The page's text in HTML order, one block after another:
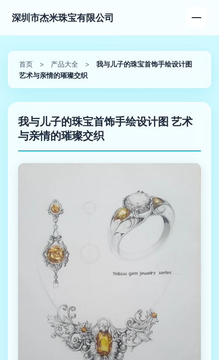
深圳市杰米珠宝有限公司
首页 > 产品大全 >
我与儿子的珠宝首饰手绘设计图
艺术与亲情的璀璨交织
我与儿子的珠宝首饰手绘设计图 艺术
与亲情的璀璨交织